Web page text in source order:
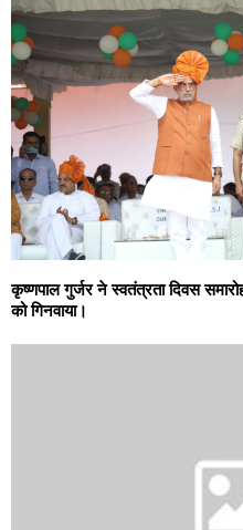
कृष्णपाल गुर्जर ने स्वतंत्रता दिवस
को गिनवाया।